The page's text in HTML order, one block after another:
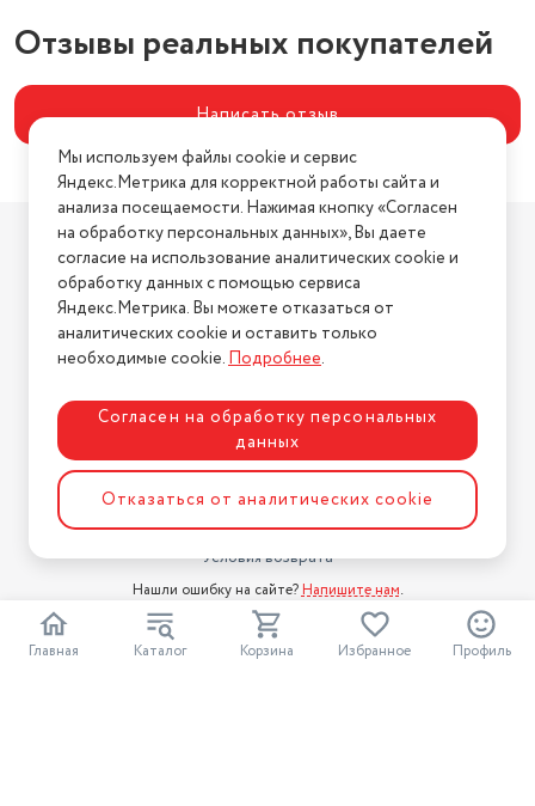
Главная Каталог Корзина Избранное Профиль
Цвет товара
белый
Отзывы реальных покупателей
Написать отзыв
Компания
О компании
Магазины
Бренды
Блог
Информация
Условия оплаты
Условия доставки
Условия возврата
Нашли ошибку на сайте? Напишите нам.
2026 © Интернет-магазин "АстМаркет". У нас есть всё!
Мы используем файлы cookie и сервис
Яндекс.Метрика для корректной работы сайта и
анализа посещаемости. Нажимая кнопку «Согласен
на обработку персональных данных», Вы даете
согласие на использование аналитических cookie и
обработку данных с помощью сервиса
Яндекс.Метрика. Вы можете отказаться от
аналитических cookie и оставить только
необходимые cookie.Подробнее.
Согласен на обработку персональных
данных
Отказаться от аналитических cookie